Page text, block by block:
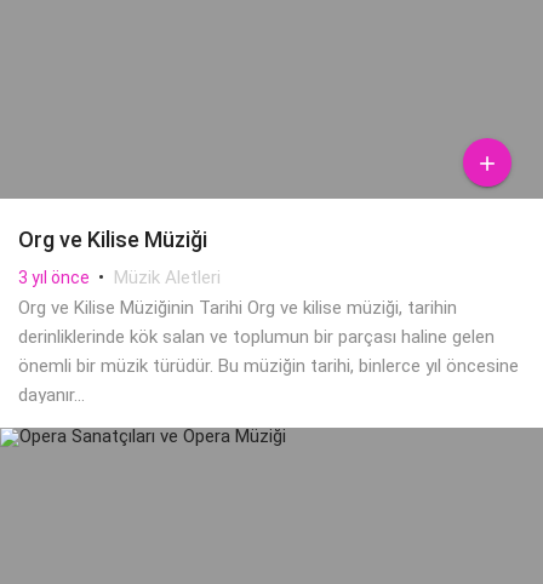

Org ve Kilise Müziği
3 yıl önce • Müzik Aletleri
Org ve Kilise Müziğinin Tarihi Org ve kilise müziği, tarihin
derinliklerinde kök salan ve toplumun bir parçası haline gelen
önemli bir müzik türüdür. Bu müziğin tarihi, binlerce yıl öncesine
dayanır...